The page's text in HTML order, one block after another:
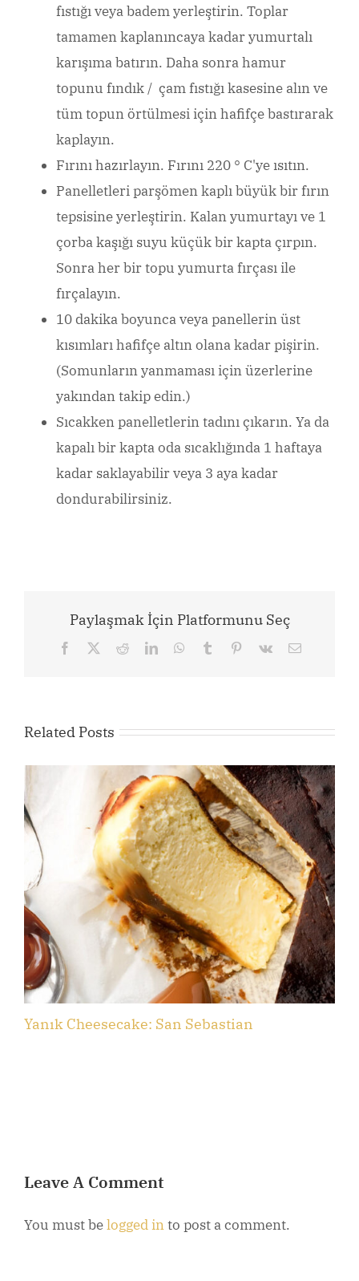
fıstığı veya badem yerleştirin. Toplar
tamamen kaplanıncaya kadar yumurtalı
karışıma batırın. Daha sonra hamur
topunu fındık / çam fıstığı kasesine alın ve
tüm topun örtülmesi için hafifçe bastırarak
kaplayın.
Fırını hazırlayın. Fırını 220 ° C'ye ısıtın.
Panelletleri parşömen kaplı büyük bir fırın
tepsisine yerleştirin. Kalan yumurtayı ve 1
çorba kaşığı suyu küçük bir kapta çırpın.
Sonra her bir topu yumurta fırçası ile
fırçalayın.
10 dakika boyunca veya panellerin üst
kısımları hafifçe altın olana kadar pişirin.
(Somunların yanmaması için üzerlerine
yakından takip edin.)
Sıcakken panelletlerin tadını çıkarın. Ya da
kapalı bir kapta oda sıcaklığında 1 haftaya
kadar saklayabilir veya 3 aya kadar
dondurabilirsiniz.
Paylaşmak İçin Platformunu Seç
Facebook RedditLinkedInWhatsApp
Tumblr Pinterest
Vk Email
Related Posts
Yanık Cheesecake: San Sebastian
Leave A Comment
You must belogged into post a comment.